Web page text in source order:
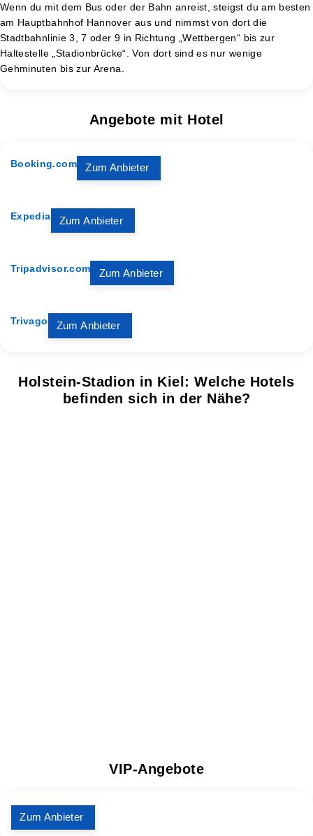
Wenn du mit dem Bus oder der Bahn anreist, steigst du am besten
am Hauptbahnhof Hannover aus und nimmst von dort die
Stadtbahnlinie 3, 7 oder 9 in Richtung „Wettbergen“ bis zur
Haltestelle „Stadionbrücke“. Von dort sind es nur wenige
Gehminuten bis zur Arena.
Angebote mit Hotel
Booking.com Zum Anbieter
Expedia Zum Anbieter
Tripadvisor.com Zum Anbieter
Trivago Zum Anbieter
Holstein-Stadion in Kiel: Welche Hotels
befinden sich in der Nähe?
VIP-Angebote
Zum Anbieter